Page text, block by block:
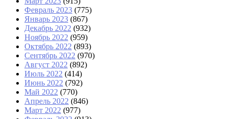
Февраль 2023 (775)
Январь 2023 (867)
Декабрь 2022 (932)
Ноябрь 2022 (959)
Октябрь 2022 (893)
Сентябрь 2022 (970)
Август 2022 (892)
Июль 2022 (414)
Июнь 2022 (792)
Май 2022 (770)
Апрель 2022 (846)
Март 2022 (977)